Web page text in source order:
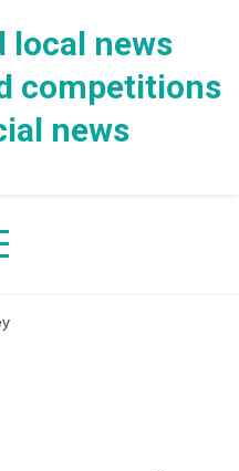
local news
competitions
news